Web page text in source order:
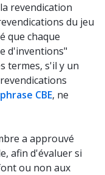
revendication
du jeu
que chaque
d'inventions"
termes, s'il y un
CBE, ne
a approuvé
afin d'évaluer si
ou non aux